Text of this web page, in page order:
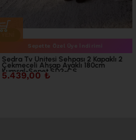
Sepette Özel Üye İndirimi
Sedra Tv Ünitesi Sehpası 2 Kapaklı 2
Çekmeceli Ahşap Ayaklı 180cm
Kumsal-Sepet SD2-CS
5.439,00₺